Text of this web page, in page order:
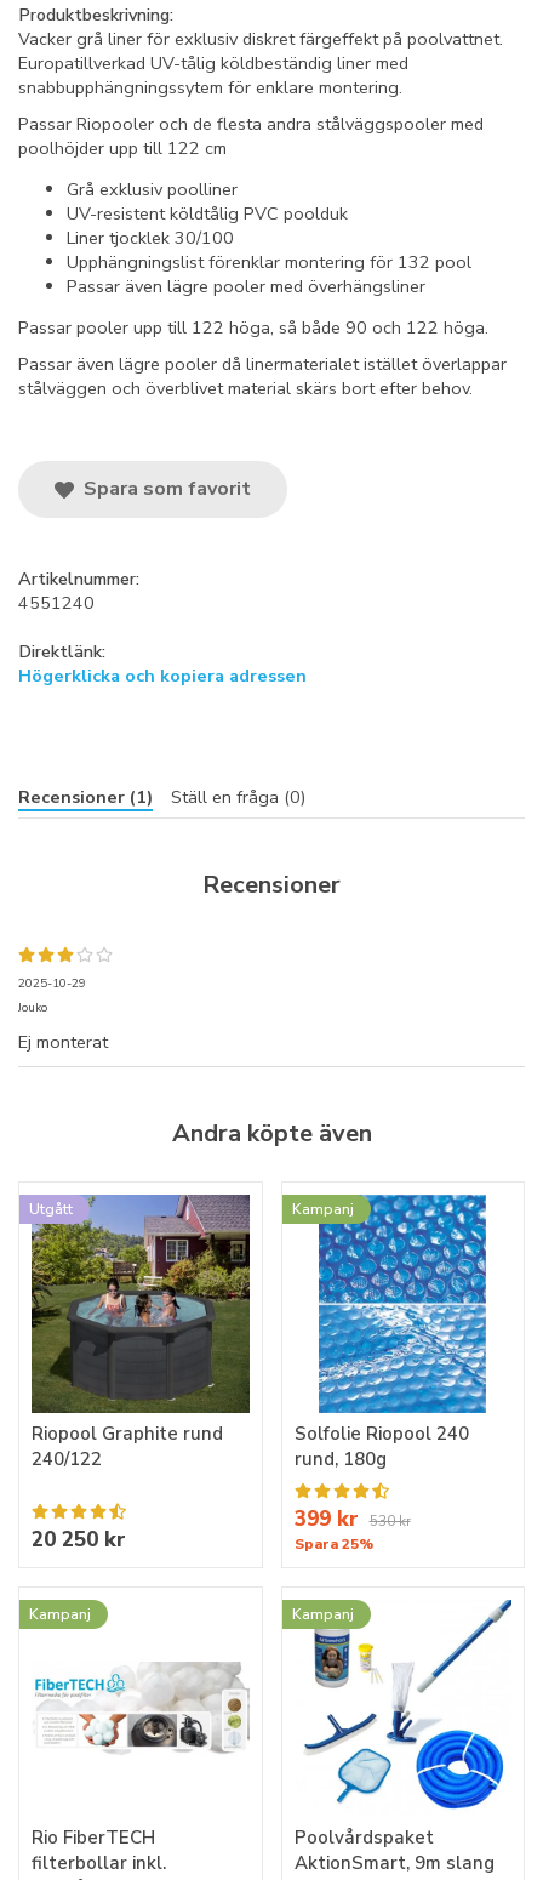
Produktbeskrivning:
Vacker grå liner för exklusiv diskret färgeffekt på poolvattnet.
Europatillverkad UV-tålig köldbeständig liner med
snabbupphängningssytem för enklare montering.
Passar Riopooler och de flesta andra stålväggspooler med
poolhöjder upp till 122 cm
Grå exklusiv poolliner
UV-resistent köldtålig PVC poolduk
Liner tjocklek 30/100
Upphängningslist förenklar montering för 132 pool
Passar även lägre pooler med överhängsliner
Passar pooler upp till 122 höga, så både 90 och 122 höga.
Passar även lägre pooler då linermaterialet istället överlappar
stålväggen och överblivet material skärs bort efter behov.
Spara som favorit
Artikelnummer:
4551240
Direktlänk:
Högerklicka och kopiera adressen
Recensioner (1) Ställ en fråga (0)
Recensioner
2025-10-29
Jouko
Ej monterat
Andra köpte även
Utgått
Riopool Graphite rund
240/122
20 250 kr
Kampanj
Solfolie Riopool 240
rund, 180g
399 kr 530 kr
Spara 25%
Kampanj
Rio FiberTECH
filterbollar inkl.
Kampanj
Poolvårdspaket
AktionSmart, 9m slang